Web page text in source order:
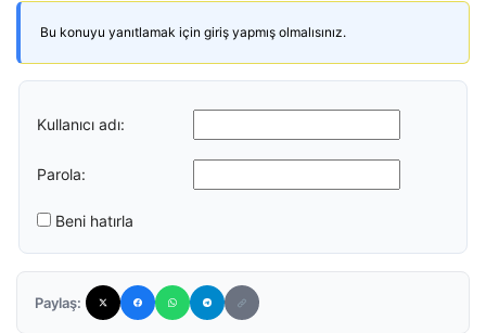
Bu konuyu yanıtlamak için giriş yapmış olmalısınız.
Kullanıcı adı:
Parola:
Beni hatırla
Paylaş: